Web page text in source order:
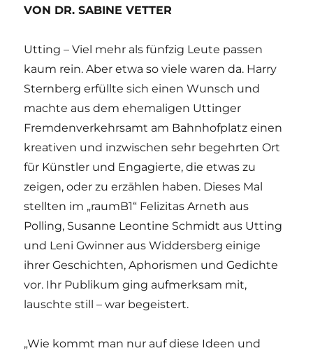
VON DR. SABINE VETTER
Utting – Viel mehr als fünfzig Leute passen
kaum rein. Aber etwa so viele waren da. Harry
Sternberg erfüllte sich einen Wunsch und
machte aus dem ehemaligen Uttinger
Fremdenverkehrsamt am Bahnhofplatz einen
kreativen und inzwischen sehr begehrten Ort
für Künstler und Engagierte, die etwas zu
zeigen, oder zu erzählen haben. Dieses Mal
stellten im „raumB1“ Felizitas Arneth aus
Polling, Susanne Leontine Schmidt aus Utting
und Leni Gwinner aus Widdersberg einige
ihrer Geschichten, Aphorismen und Gedichte
vor. Ihr Publikum ging aufmerksam mit,
lauschte still – war begeistert.
„Wie kommt man nur auf diese Ideen und